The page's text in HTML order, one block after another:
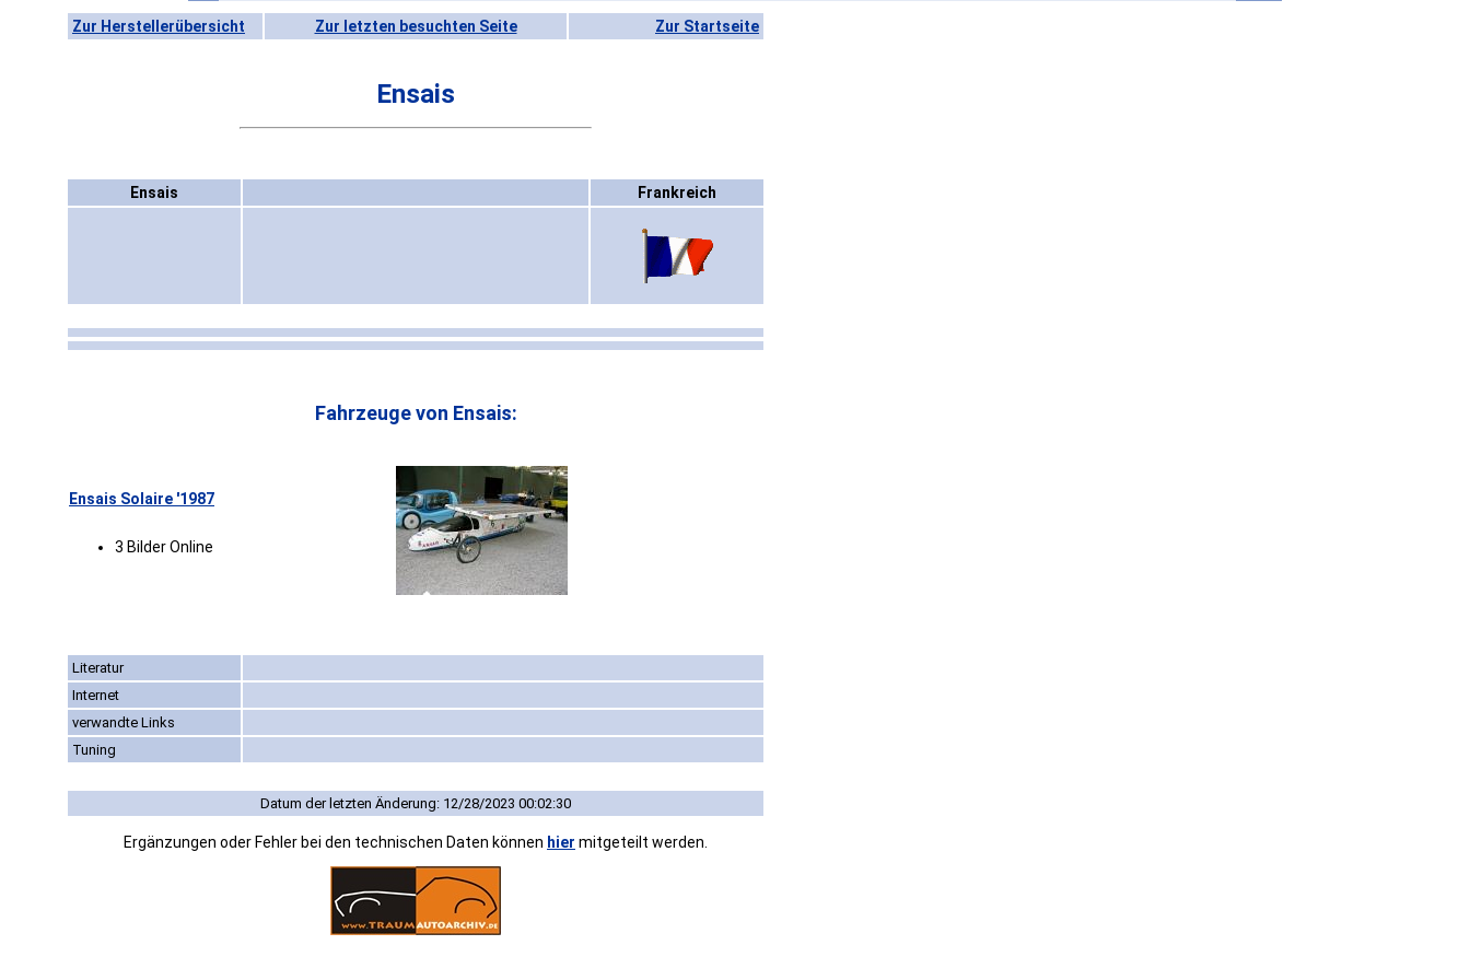
Zur Herstellerübersicht Zur letzten besuchten Seite Zur Startseite
Ensais
Ensais Frankreich
Fahrzeuge von Ensais:
Ensais Solaire '1987
3 Bilder Online
Literatur
Internet
verwandte Links
Tuning
Datum der letzten Änderung: 12/28/2023 00:02:30
Ergänzungen oder Fehler bei den technischen Daten können hier mitgeteilt werden.